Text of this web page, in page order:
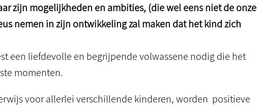
zijn mogelijkheden en ambities, (die wel eens niet de onze
nemen in zijn ontwikkeling zal maken dat het kind zich
een liefdevolle en begrijpende volwassene nodig die het
momenten.
voor allerlei verschillende kinderen, worden positieve